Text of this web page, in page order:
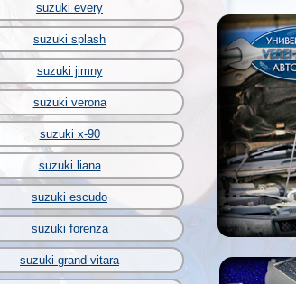
suzuki every
suzuki splash
suzuki jimny
suzuki verona
suzuki x-90
suzuki liana
suzuki escudo
suzuki forenza
suzuki grand vitara